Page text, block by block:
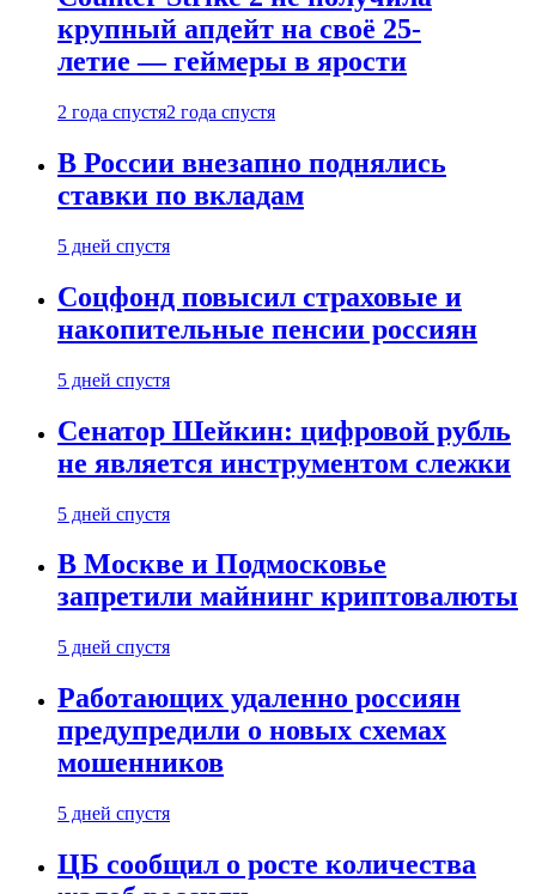
крупный апдейт на своё 25-
летие — геймеры в ярости
2 года спустя2 года спустя
В России внезапно поднялись
ставки по вкладам
5 дней спустя
Соцфонд повысил страховые и
накопительные пенсии россиян
5 дней спустя
Сенатор Шейкин: цифровой рубль
не является инструментом слежки
5 дней спустя
В Москве и Подмосковье
запретили майнинг криптовалюты
5 дней спустя
Работающих удаленно россиян
предупредили о новых схемах
мошенников
5 дней спустя
ЦБ сообщил о росте количества